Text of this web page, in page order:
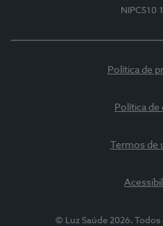
NIPC510
Política de
Política de
Termos de
© Luz Saúde 2026.